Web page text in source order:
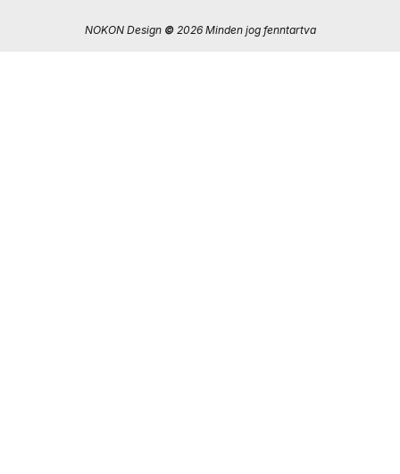
NOKON Design ©2026 Minden jog fenntartva